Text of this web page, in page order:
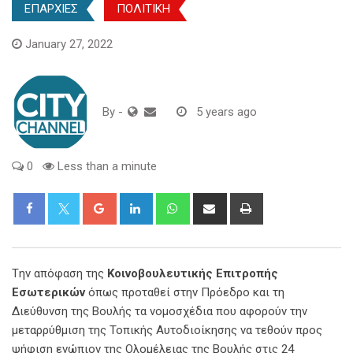
ΕΠΑΡΧΙΕΣ ΠΟΛΙΤΙΚΗ
January 27, 2022
By - 5 years ago
0 Less than a minute
Google+ LinkedIn WhatsappShare
Tην απόφαση της Κοινοβουλευτικής Επιτροπής
Εσωτερικώνόπως προταθεί στην Πρόεδρο και τη
Διεύθυνση της Βουλής τα νομοσχέδια που αφορούν την
μεταρρύθμιση της Τοπικής Αυτοδιοίκησης να τεθούν προς
ψήφιση ενώπιον της Ολομέλειας της Βουλής στις 24